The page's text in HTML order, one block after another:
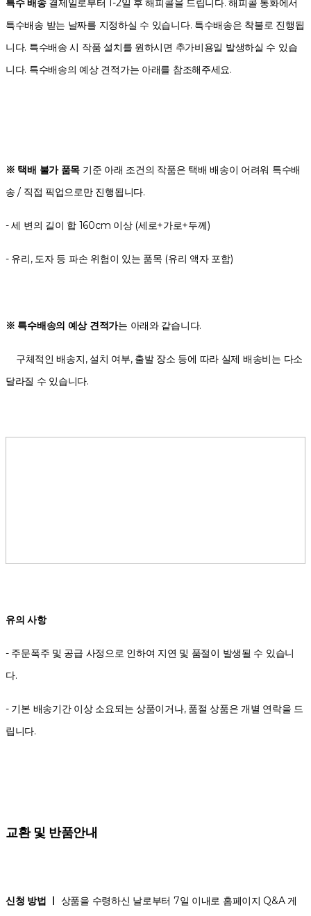
특수 배송결제일로부터 1-2일 후 해피콜을 드립니다. 해피콜 통화에서
특수배송 받는 날짜를 지정하실 수 있습니다. 특수배송은 착불로 진행됩
니다. 특수배송 시 작품 설치를 원하시면 추가비용일 발생하실 수 있습
니다. 특수배송의 예상 견적가는 아래를 참조해주세요.
※ 택배 불가 품목 기준 아래 조건의 작품은 택배 배송이 어려워 특수배
송 / 직접 픽업으로만 진행됩니다.
- 세 변의 길이 합 160cm 이상 (세로+가로+두께)
- 유리, 도자 등 파손 위험이 있는 품목 (유리 액자 포함)
※ 특수배송의 예상 견적가는 아래와 같습니다.
구체적인 배송지, 설치 여부, 출발 장소 등에 따라 실제 배송비는 다소
달라질 수 있습니다.
유의 사항
- 주문폭주 및 공급 사정으로 인하여 지연 및 품절이 발생될 수 있습니
다.
- 기본 배송기간 이상 소요되는 상품이거나, 품절 상품은 개별 연락을 드
립니다.
교환 및 반품안내
신청 방법 ㅣ 상품을 수령하신 날로부터 7일 이내로 홈페이지 Q&A 게